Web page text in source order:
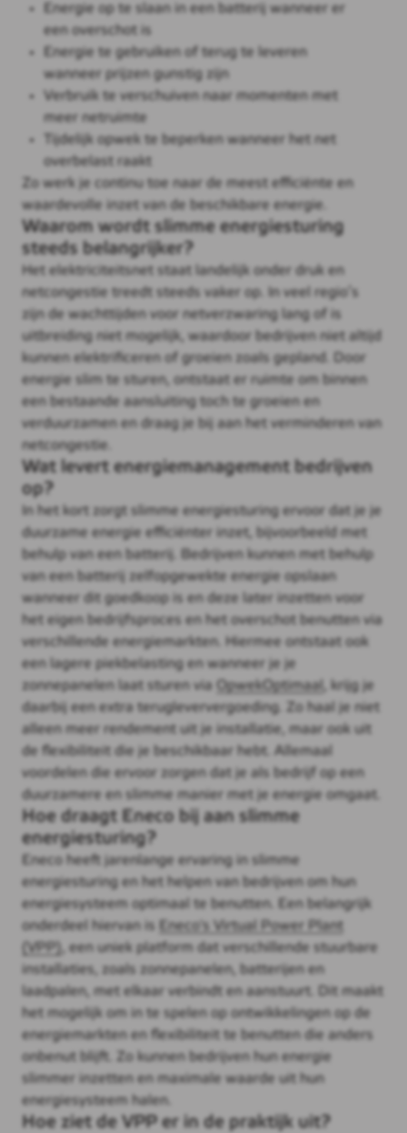
Energie op te slaan in een batterij wanneer er
een overschot is
Energie te gebruiken of terug te leveren
wanneer prijzen gunstig zijn
Verbruik te verschuiven naar momenten met
meer netruimte
Tijdelijk opwek te beperken wanneer het net
overbelast raakt
Zo werk je continu toe naar de meest efficiënte en
waardevolle inzet van de beschikbare energie.
Waarom wordt slimme energiesturing
steeds belangrijker?
Het elektriciteitsnet staat landelijk onder druk en
netcongestie treedt steeds vaker op. In veel regio’s
zijn de wachttijden voor netverzwaring lang of is
uitbreiding niet mogelijk, waardoor bedrijven niet altijd
kunnen elektrificeren of groeien zoals gepland. Door
energie slim te sturen, ontstaat er ruimte om binnen
een bestaande aansluiting toch te groeien en
verduurzamen en draag je bij aan het verminderen van
netcongestie.
Wat levert energiemanagement bedrijven
op?
In het kort zorgt slimme energiesturing ervoor dat je je
duurzame energie efficiënter inzet, bijvoorbeeld met
behulp van een batterij. Bedrijven kunnen met behulp
van een batterij zelfopgewekte energie opslaan
wanneer dit goedkoop is en deze later inzetten voor
het eigen bedrijfsproces en het overschot benutten via
verschillende energiemarkten. Hiermee ontstaat ook
een lagere piekbelasting en wanneer je je
zonnepanelen laat sturen via
OpwekOptimaal
, krijg je
daarbij een extra terugleververgoeding. Zo haal je niet
alleen meer rendement uit je installatie, maar ook uit
de flexibiliteit die je beschikbaar hebt. Allemaal
voordelen die ervoor zorgen dat je als bedrijf op een
duurzamere en slimme manier met je energie omgaat.
Hoe draagt Eneco bij aan slimme
energiesturing?
Eneco heeft jarenlange ervaring in slimme
energiesturing en het helpen van bedrijven om hun
energiesysteem optimaal te benutten. Een belangrijk
onderdeel hiervan is
Eneco's Virtual Power Plant
(VPP)
, een uniek platform dat verschillende stuurbare
installaties, zoals zonnepanelen, batterijen en
laadpalen, met elkaar verbindt en aanstuurt. Dit maakt
het mogelijk om in te spelen op ontwikkelingen op de
energiemarkten en flexibiliteit te benutten die anders
onbenut blijft. Zo kunnen bedrijven hun energie
slimmer inzetten en maximale waarde uit hun
energiesysteem halen.
Hoe ziet de VPP er in de praktijk uit?